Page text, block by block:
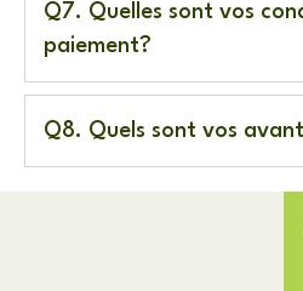
Q7. Quelles sont vos
paiement?
Q8. Quels sont vos